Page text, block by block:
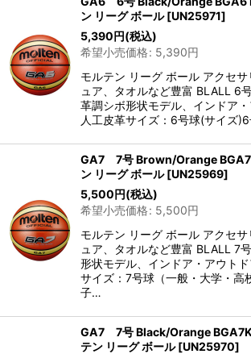
ン リーグ ボール [UN25971]
5,390円(税込)
希望小売価格: 5,390円
モルテン リーグ ボール アクセ
ュア、タオルなど豊富 BLALL 6
革調シボ形状モデル、インドア
人工皮革サイズ：6号球(サイズ
GA7 7号 Brown/Orange
ン リーグ ボール [UN25969]
5,500円(税込)
希望小売価格: 5,500円
モルテン リーグ ボール アクセ
ュア、タオルなど豊富 BLALL 7
形状モデル、インドア・アウト
サイズ：7号球（一般・大学・高
子…
GA7 7号 Black/Orange
テン リーグ ボール [UN25970]